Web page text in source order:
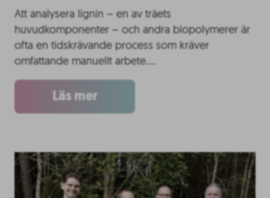
Att analysera lignin – en av träets
huvudkomponenter – och andra biopolymerer är
ofta en tidskrävande process som kräver
omfattande manuellt arbete….
Läs mer